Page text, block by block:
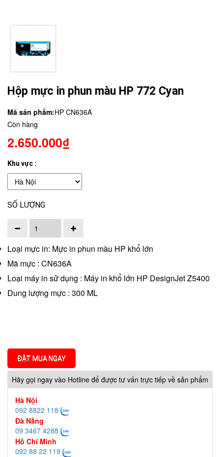
Hộp mực in phun màu HP 772 Cyan
Mã sản phẩm:HP CN636A
Còn hàng
2.650.000₫
Khu vực :
SỐ LƯỢNG
Loại mực in: Mực in phun màu HP khổ lớn
Mã mực : CN636A
Loại máy in sử dụng : Máy in khổ lớn HP DesignJet Z5400
Dung lượng mực : 300 ML
ĐẶT MUA NGAY
Hãy gọi ngay vào Hotline để được tư vấn trực tiếp về sản phẩm
Hà Nội
092 8822 118
Đà Nẵng
09 3467 4288
Hồ Chí Minh
092 88 22 119